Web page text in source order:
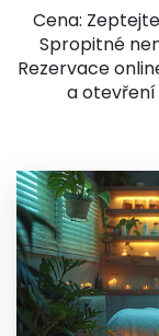
Cena:
Spropitné
Rezervace
a otevření